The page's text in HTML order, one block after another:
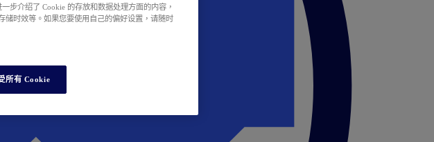
一步介绍了 Cookie 的存放和数据处理方面的内容，
储时效等。如果您要使用自己的偏好设置，请随时
所有 Cookie